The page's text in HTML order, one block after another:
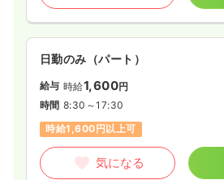
日勤のみ（パート）
給与 時給1,600円
時間 8:30～17:30
時給1,600円以上可
気になる